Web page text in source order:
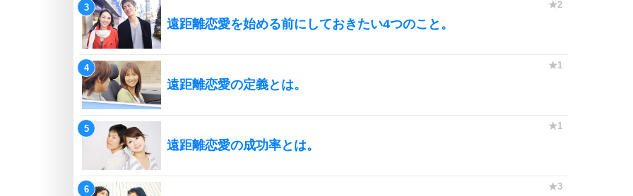
遠距離恋愛を始める前にしておきたい4つのこと。
遠距離恋愛の定義とは。
遠距離恋愛の成功率とは。